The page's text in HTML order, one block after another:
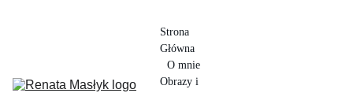
Strona
Główna
O mnie
Obrazy i